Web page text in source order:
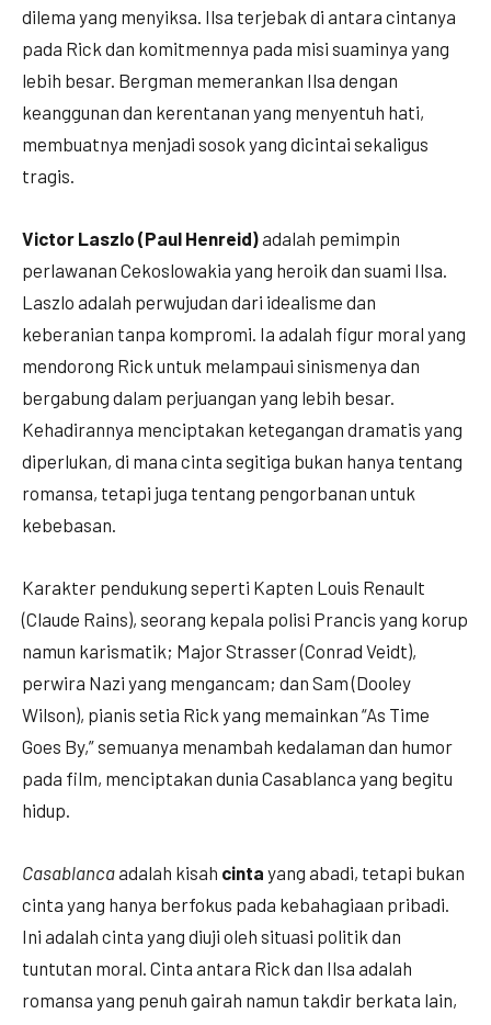
dilema yang menyiksa. Ilsa terjebak di antara cintanya
pada Rick dan komitmennya pada misi suaminya yang
lebih besar. Bergman memerankan Ilsa dengan
keanggunan dan kerentanan yang menyentuh hati,
membuatnya menjadi sosok yang dicintai sekaligus
tragis.
Victor Laszlo (Paul Henreid)adalah pemimpin
perlawanan Cekoslowakia yang heroik dan suami Ilsa.
Laszlo adalah perwujudan dari idealisme dan
keberanian tanpa kompromi. Ia adalah figur moral yang
mendorong Rick untuk melampaui sinismenya dan
bergabung dalam perjuangan yang lebih besar.
Kehadirannya menciptakan ketegangan dramatis yang
diperlukan, di mana cinta segitiga bukan hanya tentang
romansa, tetapi juga tentang pengorbanan untuk
kebebasan.
Karakter pendukung seperti Kapten Louis Renault
(Claude Rains), seorang kepala polisi Prancis yang korup
namun karismatik; Major Strasser (Conrad Veidt),
perwira Nazi yang mengancam; dan Sam (Dooley
Wilson), pianis setia Rick yang memainkan “As Time
Goes By,” semuanya menambah kedalaman dan humor
pada film, menciptakan dunia Casablanca yang begitu
hidup.
Casablancaadalah kisah cinta yang abadi, tetapi bukan
cinta yang hanya berfokus pada kebahagiaan pribadi.
Ini adalah cinta yang diuji oleh situasi politik dan
tuntutan moral. Cinta antara Rick dan Ilsa adalah
romansa yang penuh gairah namun takdir berkata lain,